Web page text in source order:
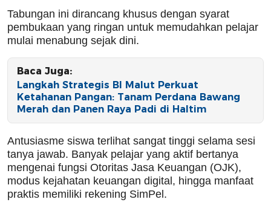
Tabungan ini dirancang khusus dengan syarat
pembukaan yang ringan untuk memudahkan pelajar
mulai menabung sejak dini.
Baca Juga:
Langkah Strategis BI Malut Perkuat
Ketahanan Pangan: Tanam Perdana Bawang
Merah dan Panen Raya Padi di Haltim
Antusiasme siswa terlihat sangat tinggi selama sesi
tanya jawab. Banyak pelajar yang aktif bertanya
mengenai fungsi Otoritas Jasa Keuangan (OJK),
modus kejahatan keuangan digital, hingga manfaat
praktis memiliki rekening SimPel.